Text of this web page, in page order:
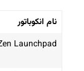
نام انکوباتور
Launchpad